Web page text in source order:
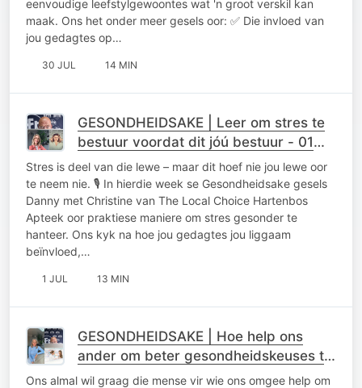
eenvoudige leefstylgewoontes wat 'n groot verskil kan
maak. Ons het onder meer gesels oor: ✅ Die invloed van
jou gedagtes op…
30 JUL 14 MIN
GESONDHEIDSAKE | Leer om stres te
bestuur voordat dit jóú bestuur - 01
Julie 2026
Stres is deel van die lewe – maar dit hoef nie jou lewe oor
te neem nie. 🎙️ In hierdie week se Gesondheidsake gesels
Danny met Christine van The Local Choice Hartenbos
Apteek oor praktiese maniere om stres gesonder te
hanteer. Ons kyk na hoe jou gedagtes jou liggaam
beïnvloed,…
1 JUL 13 MIN
GESONDHEIDSAKE | Hoe help ons
ander om beter gesondheidskeuses te
maak? 💚24 Junie 2026
Ons almal wil graag die mense vir wie ons omgee help om